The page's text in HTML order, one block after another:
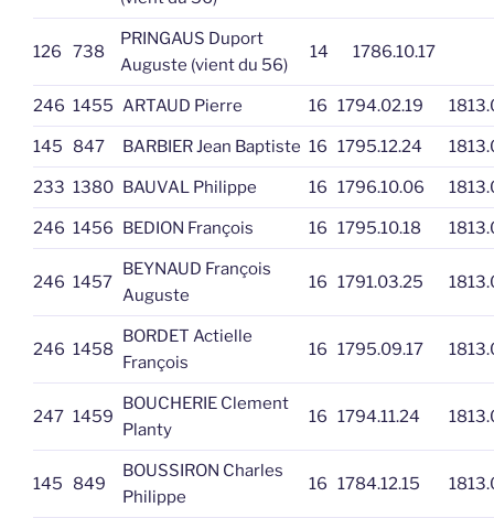
126 738
PRINGAUS Duport
Auguste (vient du 56)
14 1786.10.17
246 1455 ARTAUD Pierre 16 1794.02.19
145 847 BARBIER Jean Baptiste 16 1795.12.24
233 1380 BAUVAL Philippe 16 1796.10.06
246 1456 BEDION François 16 1795.10.18
246 1457
BEYNAUD François
Auguste
16 1791.03.25
246 1458
BORDET Actielle
François
16 1795.09.17
247 1459
BOUCHERIE Clement
Planty
16 1794.11.24
145 849
BOUSSIRON Charles
Philippe
16 1784.12.15